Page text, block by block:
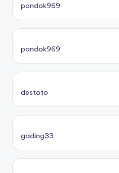
pondok969
pondok969
destoto
gading33